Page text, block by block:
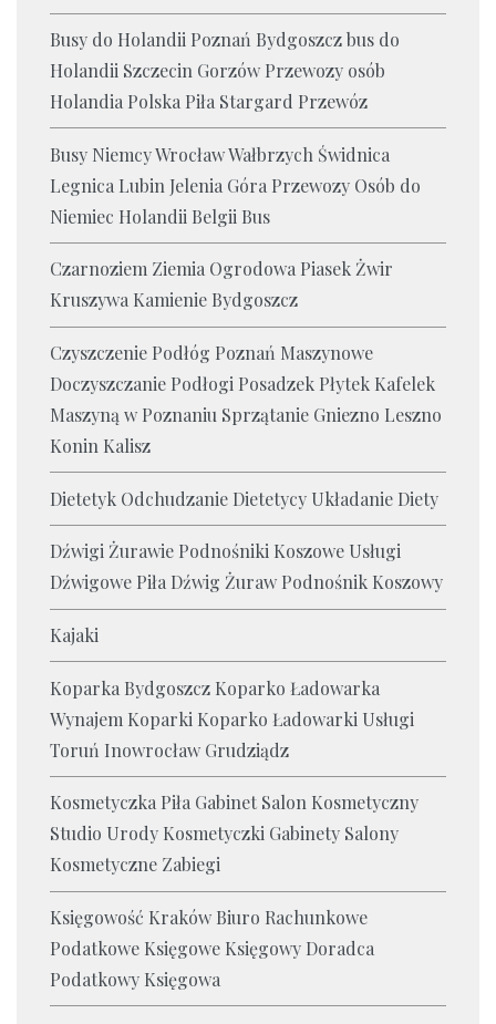
Busy do Holandii Poznań Bydgoszcz bus do
Holandii Szczecin Gorzów Przewozy osób
Holandia Polska Piła Stargard Przewóz
Busy Niemcy Wrocław Wałbrzych Świdnica
Legnica Lubin Jelenia Góra Przewozy Osób do
Niemiec Holandii Belgii Bus
Czarnoziem Ziemia Ogrodowa Piasek Żwir
Kruszywa Kamienie Bydgoszcz
Czyszczenie Podłóg Poznań Maszynowe
Doczyszczanie Podłogi Posadzek Płytek Kafelek
Maszyną w Poznaniu Sprzątanie Gniezno Leszno
Konin Kalisz
Dietetyk Odchudzanie Dietetycy Układanie Diety
Dźwigi Żurawie Podnośniki Koszowe Usługi
Dźwigowe Piła Dźwig Żuraw Podnośnik Koszowy
Kajaki
Koparka Bydgoszcz Koparko Ładowarka
Wynajem Koparki Koparko Ładowarki Usługi
Toruń Inowrocław Grudziądz
Kosmetyczka Piła Gabinet Salon Kosmetyczny
Studio Urody Kosmetyczki Gabinety Salony
Kosmetyczne Zabiegi
Księgowość Kraków Biuro Rachunkowe
Podatkowe Księgowe Księgowy Doradca
Podatkowy Księgowa